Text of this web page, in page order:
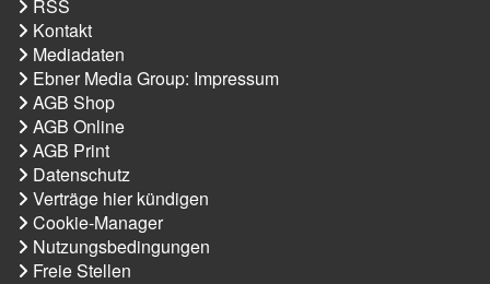
RSS
Kontakt
Mediadaten
Ebner Media Group: Impressum
AGB Shop
AGB Online
AGB Print
Datenschutz
Verträge hier kündigen
Cookie-Manager
Nutzungsbedingungen
Freie Stellen